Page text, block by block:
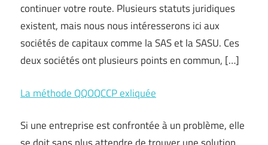
continuer votre route. Plusieurs statuts juridiques
existent, mais nous nous intéresserons ici aux
sociétés de capitaux comme la SAS et la SASU. Ces
deux sociétés ont plusieurs points en commun, […]
La méthode QQOQCCP exliquée
Si une entreprise est confrontée à un problème, elle